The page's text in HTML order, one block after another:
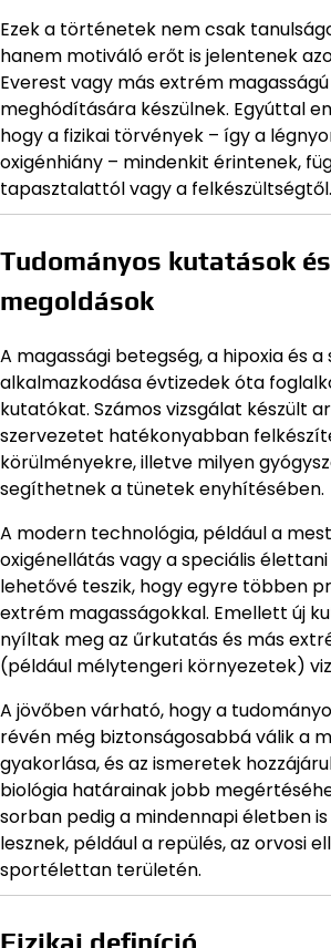
Ezek a történetek nem csak
hanem motiváló erőt is jelentenek
Everest vagy más extrém
meghódítására készülnek. Egyúttal
hogy a fizikai törvények – így a
oxigénhiány – mindenkit érintenek,
tapasztalattól vagy a felkészültségtől.
Tudományos kutatások
megoldások
A magassági betegség, a hipoxia és a
alkalmazkodása évtizedek óta
kutatókat. Számos vizsgálat készült
szervezetet hatékonyabban
körülményekre, illetve milyen
segíthetnek a tünetek enyhítésében.
A modern technológia, például a
oxigénellátás vagy a speciális
lehetővé teszik, hogy egyre többen
extrém magasságokkal. Emellett új
nyíltak meg az űrkutatás és más
(például mélytengeri környezetek)
A jövőben várható, hogy a
révén még biztonságosabbá válik a
gyakorlása, és az ismeretek
biológia határainak jobb
sorban pedig a mindennapi életben
lesznek, például a repülés, az orvosi
sportélettan területén.